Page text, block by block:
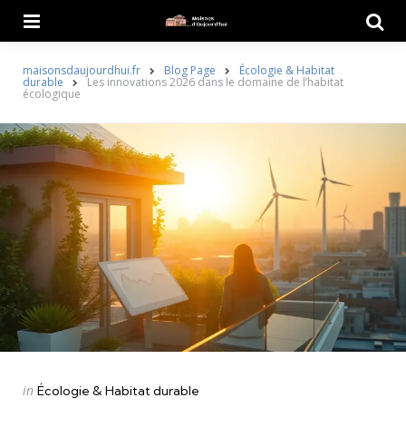
maisonsdaujourdhui.fr Blog Page Écologie & Habitat
durable Les innovations 2026 dans le domaine de l’habitat
écologique
Categories
Posted
in Écologie & Habitat durable